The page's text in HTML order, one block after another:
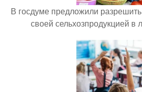
В госдуме предложили
своей сельхозпродукцией в